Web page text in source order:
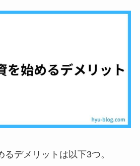
デメリットは以下3つ。